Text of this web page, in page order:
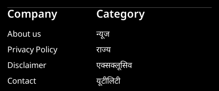
Company
About us
Privacy Policy
Disclaimer
Contact
Category
न्यूज
राज्य
एक्सक्लूसिव
यूटीलिटी